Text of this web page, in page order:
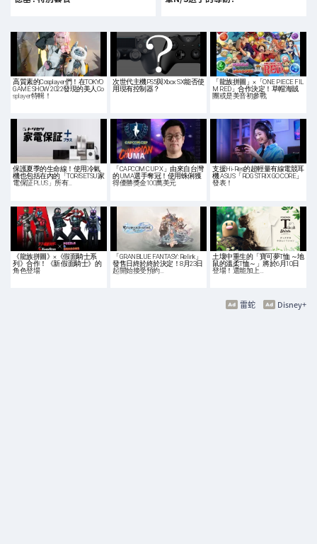
高質素的Cosplayer們！在TOKYO
GAME SHOW 2022發現的美人Co
splayer特輯！
次世代主機PS5與Xbox SX能否使
用現有控制器？
「龍族拼圖」×「ONE PIECE FIL
M RED」合作決定！草帽海賊
團或是美音初參戰
保護夏季的生命線！使用冷氣
機也包括在內的「TORISETSU家
電保証PLUS」所有…
「CAPCOM CUP X」由來自台灣
的UMA選手奪冠！使用蛛俐獲
得優勝獎金100萬美元
支援Hi-Res的超輕量有線電競耳
機 ASUS「ROG STRIX GO CORE」
發表！
《龍族拼圖》×《假面騎士系
列》合作！《新·假面騎士》的
角色登場
「GRANBLUE FANTASY: Relink」
發售日終於終於決定！8月23日
起開始接受預約…
土壤中重生的「寶可夢T恤 ～地
鼠的溫柔T恤～」將於6月10日
登場！還能加上…
Disney+
雷蛇